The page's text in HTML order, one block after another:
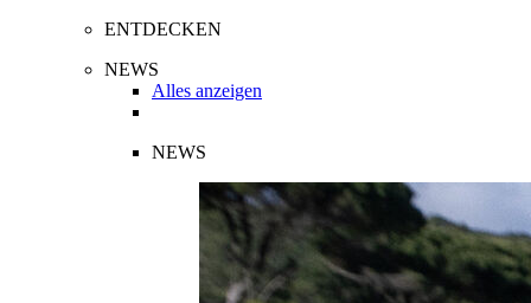
ENTDECKEN
NEWS
Alles anzeigen
NEWS